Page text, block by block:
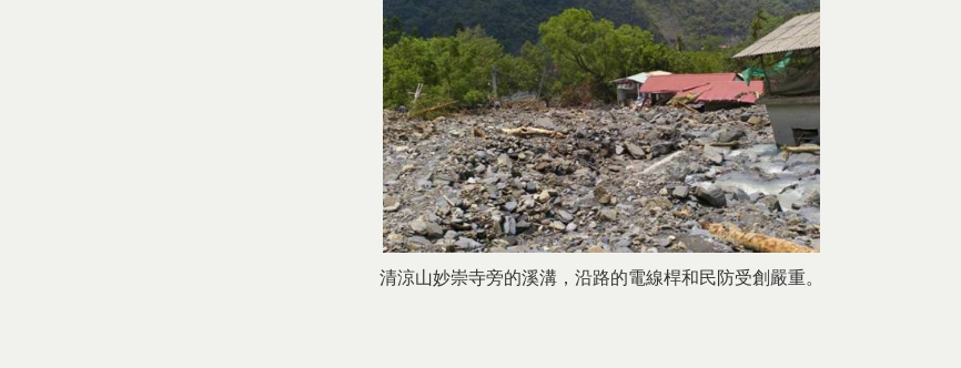
清涼山妙崇寺旁的溪溝，沿路的電線桿和民防受創嚴重。